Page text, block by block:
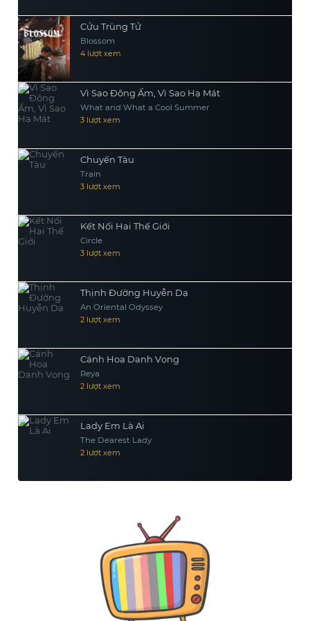
Cửu Trùng Tử
Blossom
4 lượt xem
Vì Sao Đông Ấm, Vì Sao Hạ Mát
What and What a Cool Summer
3 lượt xem
Chuyến Tàu
Train
3 lượt xem
Kết Nối Hai Thế Giới
Circle
3 lượt xem
Thịnh Đường Huyễn Dạ
An Oriental Odyssey
2 lượt xem
Cánh Hoa Danh Vọng
Reya
2 lượt xem
Lady Em Là Ai
The Dearest Lady
2 lượt xem